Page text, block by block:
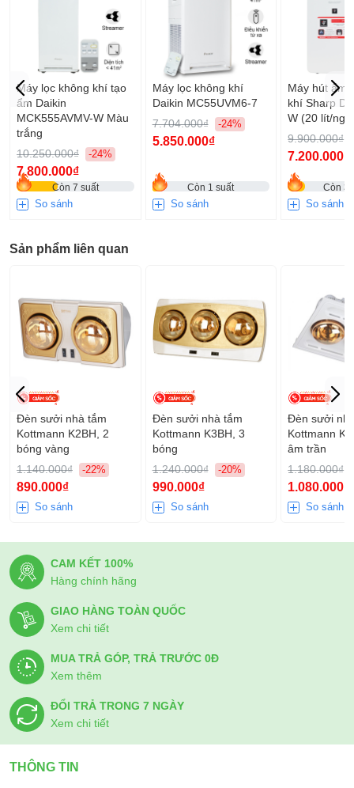
khả năng sưởi ấm lại vừa có thể chiếu sáng cho không gian
sống. Với thiết kế nhỏ gọn, không chói mắt và hiệu quả sưởi
ấm nhanh chóng, đây là sản phẩm lý tưởng cho những ngày
đông lạnh giá.
Máy lọc không khí tạo
ẩm Daikin
MCK555AVMV-W Màu
trắng
10.250.000₫
-24%
7.800.000₫
Còn 7 suất
So sánh
Máy lọc không khí
Daikin MC55UVM6-7
7.704.000₫
-24%
5.850.000₫
Còn 1 suất
So sánh
Máy hút ẩm
khí Sharp
W (20 lít/
9.900.000₫
7.200.000₫
Còn 3
So sánh
Sản phẩm liên quan
Đèn sưởi nhà tắm
Kottmann K2BH, 2
bóng vàng
1.140.000₫
-22%
890.000₫
So sánh
Đèn sưởi nhà tắm
Kottmann K3BH, 3
bóng
1.240.000₫
-20%
990.000₫
So sánh
Đèn sưởi
Kottmann
âm trần
1.180.000₫
1.080.000₫
So sánh
CAM KẾT 100%
Hàng chính hãng
GIAO HÀNG TOÀN QUỐC
Xem chi tiết
MUA TRẢ GÓP, TRẢ TRƯỚC 0Đ
Xem thêm
ĐỔI TRẢ TRONG 7 NGÀY
Xem chi tiết
THÔNG TIN